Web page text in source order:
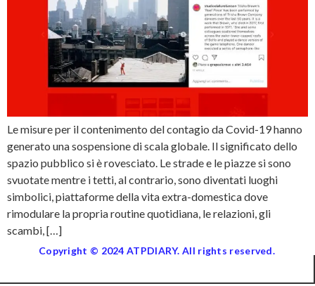
Le misure per il contenimento del contagio da Covid-19 hanno
generato una sospensione di scala globale. Il significato dello
spazio pubblico si è rovesciato. Le strade e le piazze si sono
svuotate mentre i tetti, al contrario, sono diventati luoghi
simbolici, piattaforme della vita extra-domestica dove
rimodulare la propria routine quotidiana, le relazioni, gli
scambi, […]
Copyright © 2024 ATPDIARY. All rights reserved.